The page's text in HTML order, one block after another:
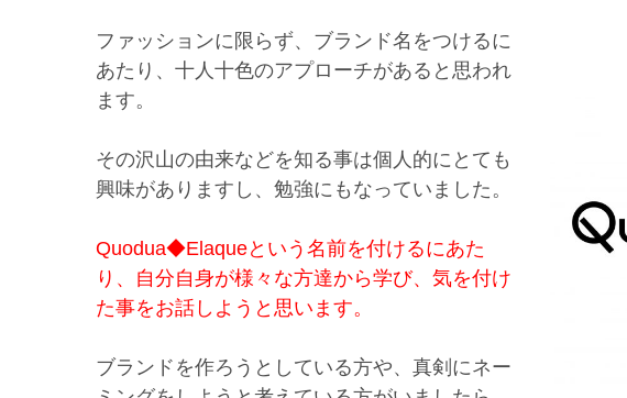
ファッションに限らず、ブランド名をつけるに
あたり、十人十色のアプローチがあると思われ
ます。
その沢山の由来などを知る事は個人的にとても
興味がありますし、勉強にもなっていました。
Quodua◆Elaqueという名前を付けるにあた
り、自分自身が様々な方達から学び、気を付け
た事をお話しようと思います。
ブランドを作ろうとしている方や、真剣にネー